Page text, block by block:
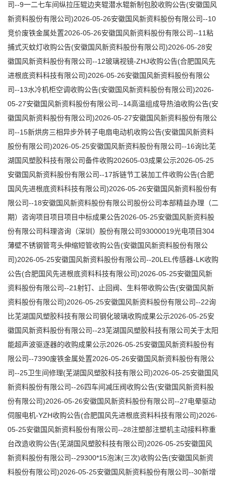
司--9一二七车间纵拉压辊边夹辊潜水辊新制包胶收购公告(安徽国风
新资料股份有限公司)2026-05-26安徽国风新资料股份有限公司--10
竞价废铁金属处置2026-05-26安徽国风新资料股份有限公司--11粘
捕式灭蚊灯收购公告(安徽国风新资料股份有限公司)2026-05-28安
徽国风新资料股份有限公司--12玻璃视镜-ZHJ收购公告(合肥国风先
进根底资料科技有限公司)2026-05-26安徽国风新资料股份有限公
司--13水冷机柜空调收购公告(安徽国风新资料股份有限公司)2026-
05-27安徽国风新资料股份有限公司--14高温组成导热油收购公告(安
徽国风新资料股份有限公司)2026-05-27安徽国风新资料股份有限公
司--15新烘房三相异步外转子电扇电动机收购公告(安徽国风新资料
股份有限公司)2026-05-25安徽国风新资料股份有限公司--16询比芜
湖国风塑胶科技有限公司备件收购202605-03成果公示2026-05-25
安徽国风新资料股份有限公司--17拆链节工装加工件收购公告(合肥
国风先进根底资料科技有限公司)2026-05-26安徽国风新资料股份有
限公司--18安徽国风新资料股份有限公司股份公司本部精益办理（二
期）咨询项目项目项目中标成果公告2026-05-25安徽国风新资料股
份有限公司科理咨询（深圳）股份有限公司93000019光电项目304
薄壁不锈钢管弯头伸缩短管收购公告(安徽国风新资料股份有限公
司)2026-05-25安徽国风新资料股份有限公司--20LEL传感器-LK收购
公告(合肥国风先进根底资料科技有限公司)2026-05-25安徽国风新
资料股份有限公司--21射钉、止回阀、生料带收购公告(安徽国风新
资料股份有限公司)2026-05-25安徽国风新资料股份有限公司--22询
比芜湖国风塑胶科技有限公司钢化玻璃收购成果公示2026-05-25安
徽国风新资料股份有限公司--23芜湖国风塑胶科技有限公司关于太阳
能超声波驱逐器的收购成果公示2026-05-25安徽国风新资料股份有
限公司--7390废铁金属处置2026-05-26安徽国风新资料股份有限公
司--25卫生间修理(芜湖国风塑胶科技有限公司)2026-05-25安徽国风
新资料股份有限公司--26四车间减压阀收购公告(安徽国风新资料股
份有限公司)2026-05-26安徽国风新资料股份有限公司--27电晕驱动
伺服电机-YZH收购公告(合肥国风先进根底资料科技有限公司)2026-
05-25安徽国风新资料股份有限公司--28注塑部注塑机主动接料称重
台改造收购公告(芜湖国风塑胶科技有限公司)2026-05-25安徽国风
新资料股份有限公司--29300*15泡沫(三次)收购公告(安徽国风新资
料股份有限公司)2026-05-25安徽国风新资料股份有限公司--30新增